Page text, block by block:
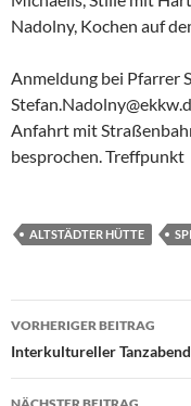
Nadolny, Kochen auf
Anmeldung bei Pfarrer
Anfahrt mit
besprochen.
ALTSTÄDTER HÜTTE
VORHERIGER BEITRAG
Interkultureller Tanzabend